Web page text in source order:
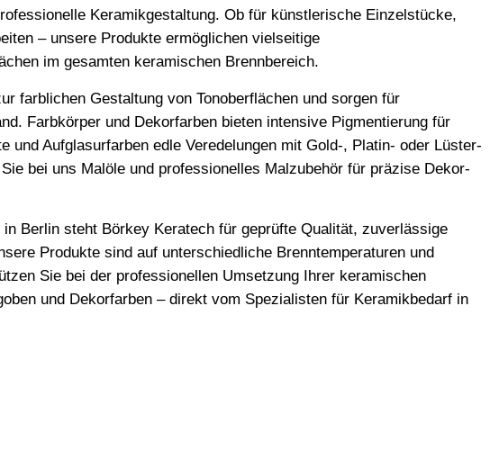
Keramikgestaltung. Ob für künstlerische Einzelstücke,
– unsere Produkte ermöglichen vielseitige
im gesamten keramischen Brennbereich.
farblichen Gestaltung von Tonoberflächen und sorgen für
Farbkörper und Dekorfarben bieten intensive Pigmentierung für
und Aufglasurfarben edle Veredelungen mit Gold-, Platin- oder Lüster-
bei uns Malöle und professionelles Malzubehör für präzise Dekor-
Berlin steht Börkey Keratech für geprüfte Qualität, zuverlässige
Produkte sind auf unterschiedliche Brenntemperaturen und
Sie bei der professionellen Umsetzung Ihrer keramischen
und Dekorfarben – direkt vom Spezialisten für Keramikbedarf in